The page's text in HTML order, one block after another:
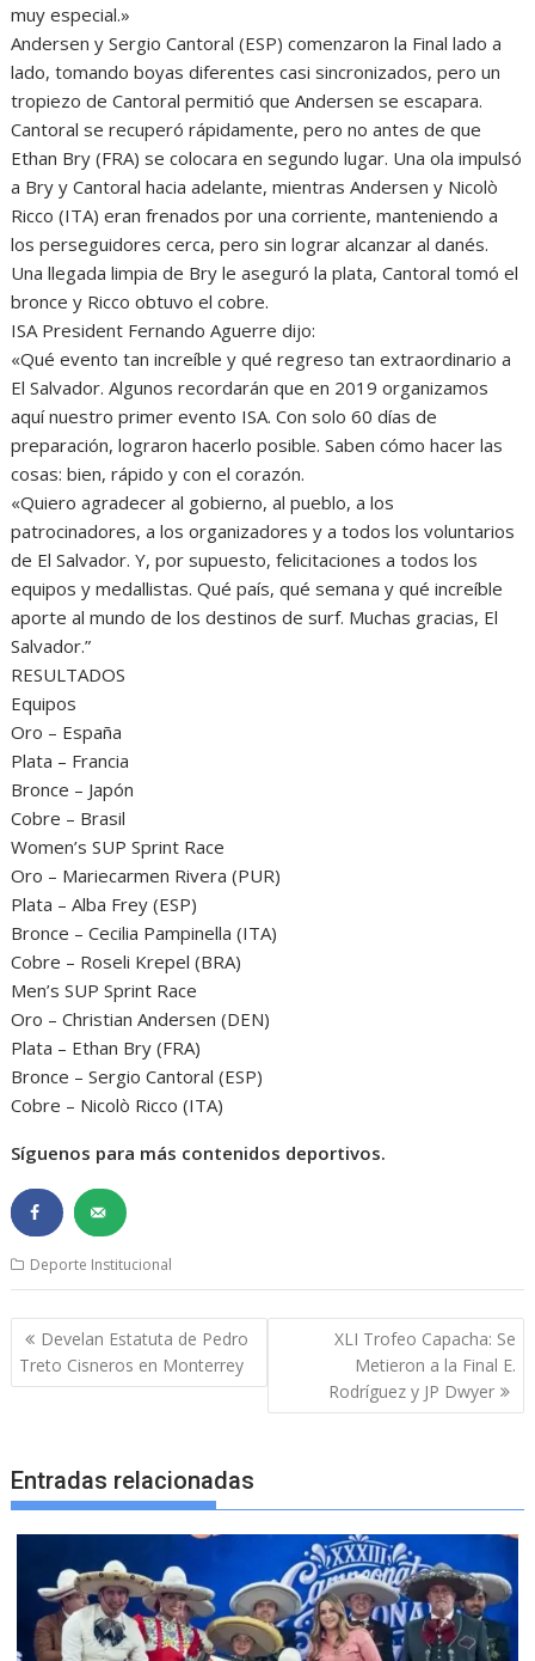
muy especial.»
Andersen y Sergio Cantoral (ESP) comenzaron la Final lado a
lado, tomando boyas diferentes casi sincronizados, pero un
tropiezo de Cantoral permitió que Andersen se escapara.
Cantoral se recuperó rápidamente, pero no antes de que
Ethan Bry (FRA) se colocara en segundo lugar. Una ola impulsó
a Bry y Cantoral hacia adelante, mientras Andersen y Nicolò
Ricco (ITA) eran frenados por una corriente, manteniendo a
los perseguidores cerca, pero sin lograr alcanzar al danés.
Una llegada limpia de Bry le aseguró la plata, Cantoral tomó el
bronce y Ricco obtuvo el cobre.
ISA President Fernando Aguerre dijo:
«Qué evento tan increíble y qué regreso tan extraordinario a
El Salvador. Algunos recordarán que en 2019 organizamos
aquí nuestro primer evento ISA. Con solo 60 días de
preparación, lograron hacerlo posible. Saben cómo hacer las
cosas: bien, rápido y con el corazón.
«Quiero agradecer al gobierno, al pueblo, a los
patrocinadores, a los organizadores y a todos los voluntarios
de El Salvador. Y, por supuesto, felicitaciones a todos los
equipos y medallistas. Qué país, qué semana y qué increíble
aporte al mundo de los destinos de surf. Muchas gracias, El
Salvador.”
RESULTADOS
Equipos
Oro – España
Plata – Francia
Bronce – Japón
Cobre – Brasil
Women’s SUP Sprint Race
Oro – Mariecarmen Rivera (PUR)
Plata – Alba Frey (ESP)
Bronce – Cecilia Pampinella (ITA)
Cobre – Roseli Krepel (BRA)
Men’s SUP Sprint Race
Oro – Christian Andersen (DEN)
Plata – Ethan Bry (FRA)
Bronce – Sergio Cantoral (ESP)
Cobre – Nicolò Ricco (ITA)
Síguenos para más contenidos deportivos.
Deporte Institucional
Navegación
de
entradas
Develan Estatuta de Pedro
Treto Cisneros en Monterrey
XLI Trofeo Capacha: Se
Metieron a la Final E.
Rodríguez y JP Dwyer
Entradas relacionadas